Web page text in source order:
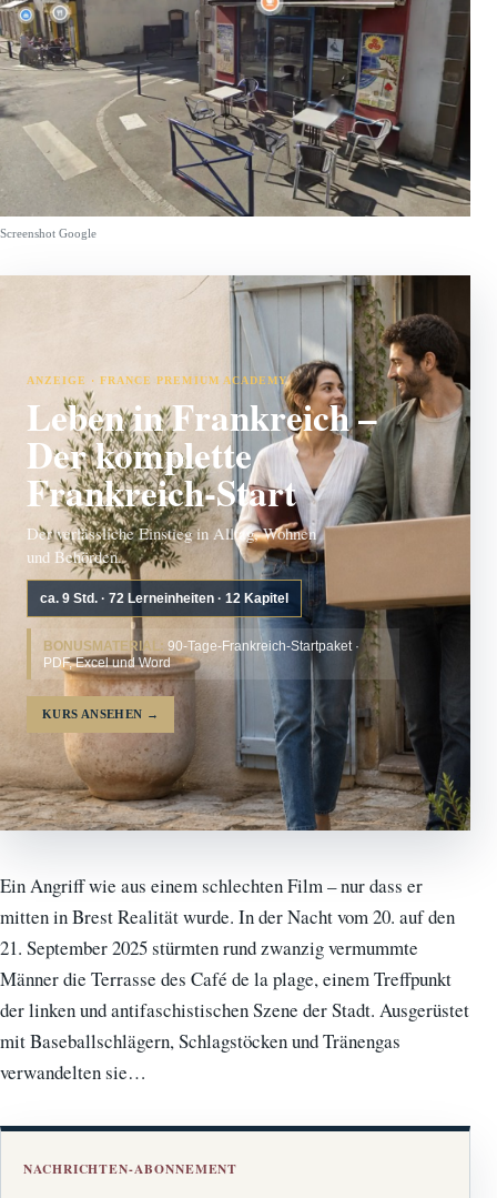
Screenshot Google
ANZEIGE · FRANCE PREMIUM ACADEMY
Leben in Frankreich –
Der komplette
Frankreich-Start
Der verlässliche Einstieg in Alltag, Wohnen
und Behörden.
ca. 9 Std. · 72 Lerneinheiten · 12 Kapitel
BONUSMATERIAL: 90-Tage-Frankreich-Startpaket ·
PDF, Excel und Word
KURS ANSEHEN →
Ein Angriff wie aus einem schlechten Film – nur dass er
mitten in Brest Realität wurde. In der Nacht vom 20. auf den
21. September 2025 stürmten rund zwanzig vermummte
Männer die Terrasse des Café de la plage, einem Treffpunkt
der linken und antifaschistischen Szene der Stadt. Ausgerüstet
mit Baseballschlägern, Schlagstöcken und Tränengas
verwandelten sie…
NACHRICHTEN-ABONNEMENT